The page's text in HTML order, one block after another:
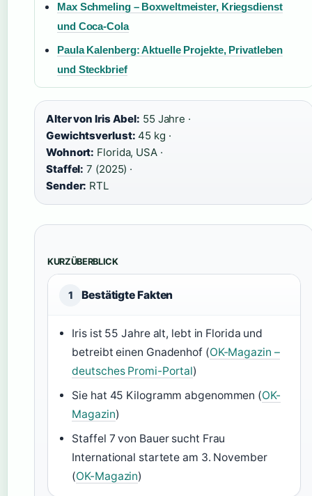
Max Schmeling – Boxweltmeister, Kriegsdienst
und Coca-Cola
Paula Kalenberg: Aktuelle Projekte, Privatleben
und Steckbrief
Alter von Iris Abel: 55 Jahre ·
Gewichtsverlust: 45 kg ·
Wohnort: Florida, USA ·
Staffel: 7 (2025) ·
Sender: RTL
KURZÜBERBLICK
1 Bestätigte Fakten
Iris ist 55 Jahre alt, lebt in Florida und
betreibt einen Gnadenhof (OK-Magazin –
deutsches Promi-Portal)
Sie hat 45 Kilogramm abgenommen (OK-
Magazin)
Staffel 7 von Bauer sucht Frau
International startete am 3. November
(OK-Magazin)